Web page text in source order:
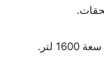
ناقل حركة السيارة أوتوماتيكي، وتعمل بمحرك سعة 1600 لتر.